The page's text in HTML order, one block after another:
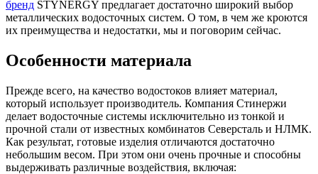
бренд STYNERGY предлагает достаточно широкий выбор
металлических водосточных систем. О том, в чем же кроются
их преимущества и недостатки, мы и поговорим сейчас.
Особенности материала
Прежде всего, на качество водостоков влияет материал,
который использует производитель. Компания Стинержи
делает водосточные системы исключительно из тонкой и
прочной стали от известных комбинатов Северсталь и НЛМК.
Как результат, готовые изделия отличаются достаточно
небольшим весом. При этом они очень прочные и способны
выдерживать различные воздействия, включая: